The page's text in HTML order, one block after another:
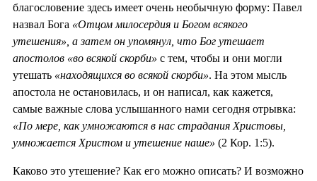
благословение здесь имеет очень необычную форму: Павел
назвал Бога «Отцом милосердия и Богом всякого
утешения», а затем он упомянул, что Бог утешает
апостолов «во всякой скорби» с тем, чтобы и они могли
утешать «находящихся во всякой скорби». На этом мысль
апостола не остановилась, и он написал, как кажется,
самые важные слова услышанного нами сегодня отрывка:
«По мере, как умножаются в нас страдания Христовы,
умножается Христом и утешение наше» (2 Кор. 1:5).
Каково это утешение? Как его можно описать? И возможно